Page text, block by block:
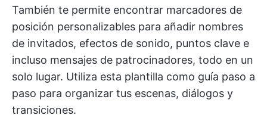
También te permite encontrar marcadores de
posición personalizables para añadir nombres
de invitados, efectos de sonido, puntos clave e
incluso mensajes de patrocinadores, todo en un
solo lugar. Utiliza esta plantilla como guía paso a
paso para organizar tus escenas, diálogos y
transiciones.